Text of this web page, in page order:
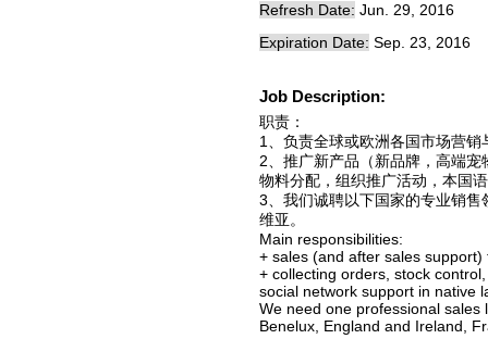
Refresh Date: Jun. 29, 2016
Expiration Date: Sep. 23, 2016
Job Description:
职责：
1、负责全球或欧洲各国市场营
2、推广新产品（新品牌，高端
物料分配，组织推广活动，本国
3、我们诚聘以下国家的专业销
维亚。
Main responsibilities:
+ sales (and after sales
+ collecting orders, stock
social network support in native
We need one professional sales
Benelux, England and Ireland,